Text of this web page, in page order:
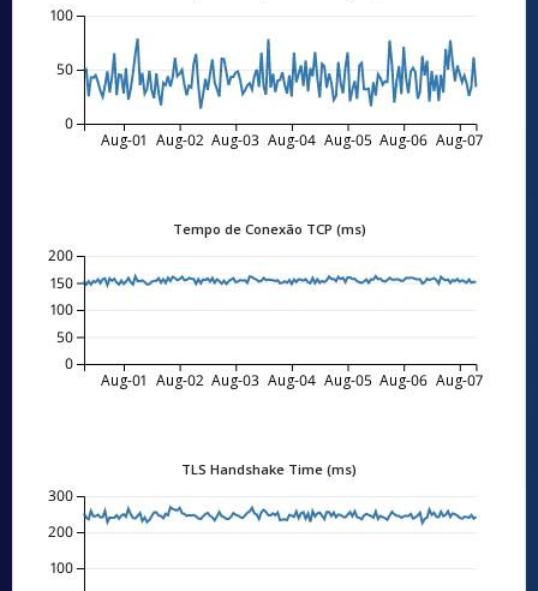
Aug-01 Aug-02 Aug-03 Aug-04 Aug-05 Aug-06 Aug-07
0
50
100
Tempo de Conexão TCP (ms)
Aug-01 Aug-02 Aug-03 Aug-04 Aug-05 Aug-06 Aug-07
0
50
100
150
200
TLS Handshake Time (ms)
100
200
300